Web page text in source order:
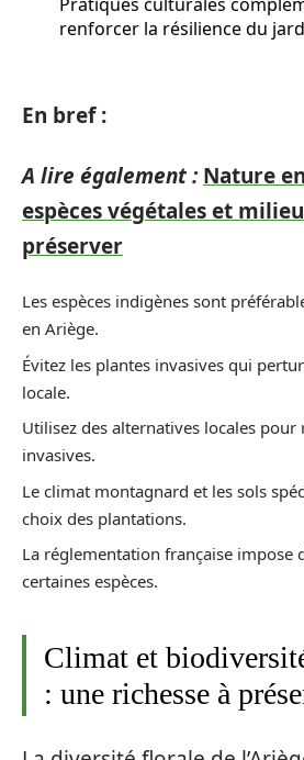
renforcer la résilience du
En bref :
A lire également : Nature
espèces végétales et
préserver
Les espèces indigènes sont
en Ariège.
Évitez les plantes invasives qui
locale.
Utilisez des alternatives locales pour
invasives.
Le climat montagnard et les sols
choix des plantations.
La réglementation française impose
certaines espèces.
Climat et
: une richesse à